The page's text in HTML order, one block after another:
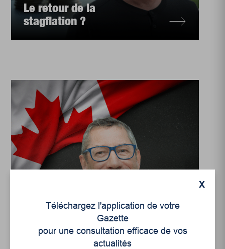
Le retour de la
stagflation ?
fédérales
Taxe, taxe pas. Tout de
suite? Non, le 2 avril.
X
Téléchargez l'application de votre
Gazette
pour une consultation efficace de vos
actualités